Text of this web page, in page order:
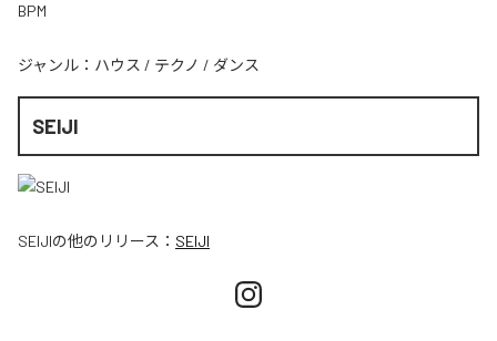
BPM
ジャンル： ハウス / テクノ / ダンス
SEIJI
SEIJIの他のリリース： SEIJI